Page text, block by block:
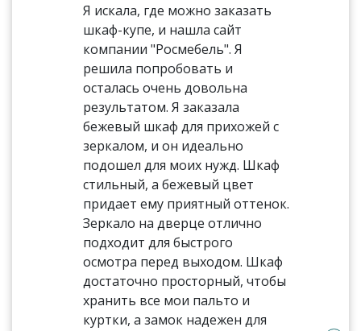
Я искала, где можно заказать
шкаф-купе, и нашла сайт
компании "Росмебель". Я
решила попробовать и
осталась очень довольна
результатом. Я заказала
бежевый шкаф для прихожей с
зеркалом, и он идеально
подошел для моих нужд. Шкаф
стильный, а бежевый цвет
придает ему приятный оттенок.
Зеркало на дверце отлично
подходит для быстрого
осмотра перед выходом. Шкаф
достаточно просторный, чтобы
хранить все мои пальто и
куртки, а замок надежен для